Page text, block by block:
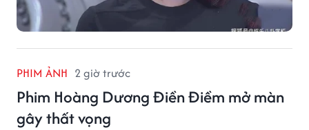
PHIM ẢNH 2 giờ trước
Phim Hoàng Dương Điền Điềm mở màn
gây thất vọng